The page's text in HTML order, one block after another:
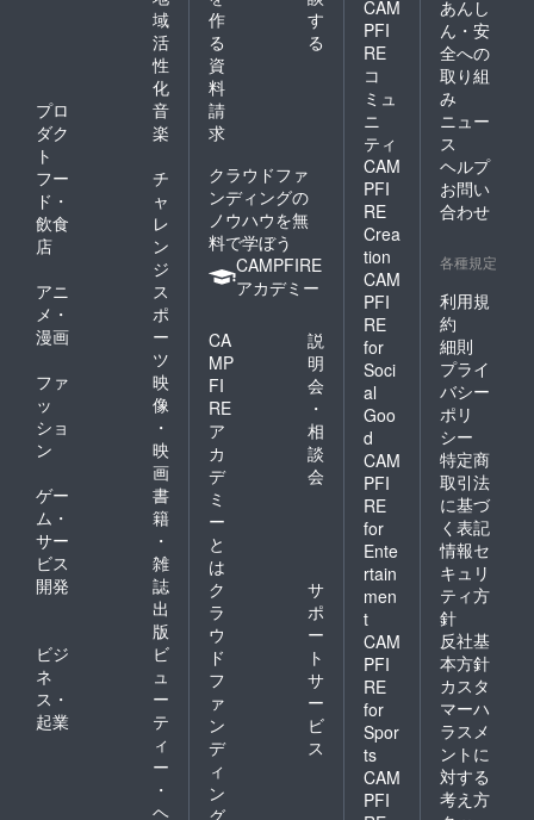
域
活
性
化
プロ
ダク
ト
音
楽
フー
ド・
飲食
店
チ
ャ
レ
ン
ジ
アニ
メ・
漫画
ス
ポ
ー
ツ
ファ
ッ
ショ
ン
映
像
・
映
画
ゲー
ム・
サー
ビス
開発
書
籍
・
雑
誌
出
版
ビジ
ネ
ス・
起業
ビ
ュ
ー
テ
ィ
ー
・
ヘ
作
る
す
る
資
料
請
求
クラウドファ
ンディングの
ノウハウを無
料で学ぼう
CAMPFIRE
アカデミー
CA
MP
FI
RE
ア
カ
デ
ミ
ー
と
は
説
明
会
・
相
談
会
ク
ラ
ウ
ド
フ
ァ
ン
デ
ィ
ン
グ
サ
ポ
ー
ト
サ
ー
ビ
ス
CAM
PFI
RE
コ
ミュ
ニ
ティ
CAM
PFI
RE
Crea
tion
CAM
PFI
RE
for
Soci
al
Goo
d
CAM
PFI
RE
for
Ente
rtain
men
t
CAM
PFI
RE
for
Spor
ts
CAM
PFI
あんし
ん・安
全への
取り組
み
ニュー
ス
ヘルプ
お問い
合わせ
各種規定
利用規
約
細則
プライ
バシー
ポリ
シー
特定商
取引法
に基づ
く表記
情報セ
キュリ
ティ方
針
反社基
本方針
カスタ
マーハ
ラスメ
ントに
対する
考え方